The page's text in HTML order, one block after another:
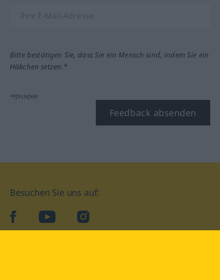
Bitte bestätigen Sie, dass Sie ein Mensch sind, indem Sie ein
Häkchen setzen.*
*Pflichtfeld
Feedback absenden
Besuchen Sie uns auf:
facebookYouTube Instagram